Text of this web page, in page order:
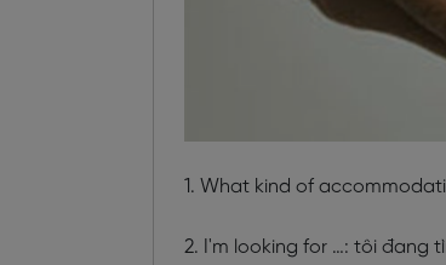
1. What kind of
2. I'm looking for …: tôi đang